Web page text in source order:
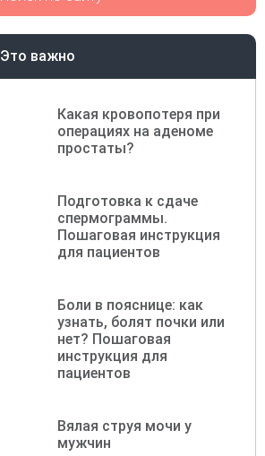
Это важно
Какая кровопотеря при
операциях на аденоме
простаты?
Подготовка к сдаче
спермограммы.
Пошаговая инструкция
для пациентов
Боли в пояснице: как
узнать, болят почки или
нет? Пошаговая
инструкция для
пациентов
Вялая струя мочи у
мужчин